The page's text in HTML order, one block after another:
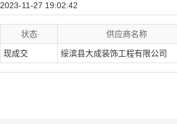
2023-11-27 19:02:42
状态 供应商名称
现成交 绥滨县大成装饰工程有限公司